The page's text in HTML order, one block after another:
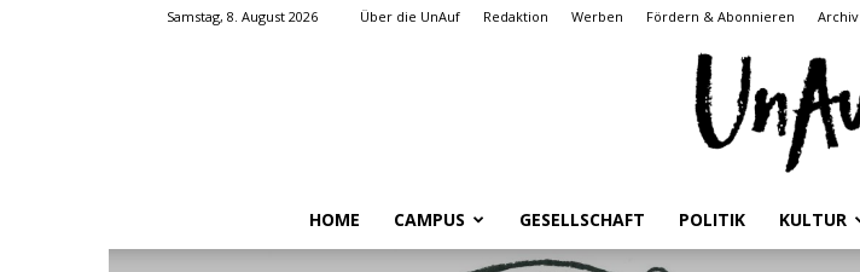
Samstag, 8. August 2026 Über die UnAuf Redaktion Werben Fördern & Abonnieren Archiv
HOME CAMPUS GESELLSCHAFT POLITIK KULTUR